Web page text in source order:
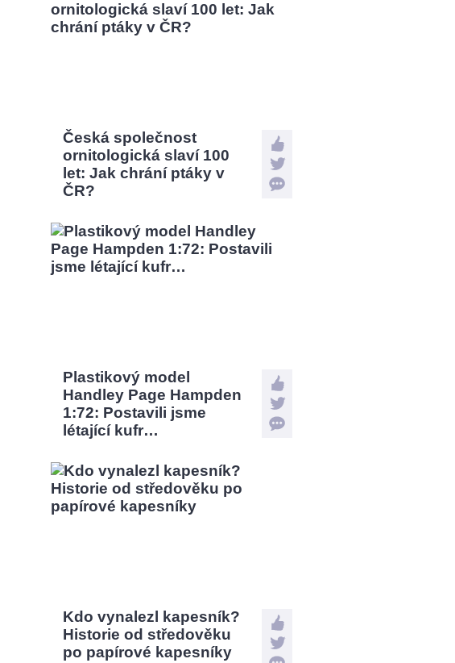
Česká společnost
ornitologická slaví 100
let: Jak chrání ptáky v
ČR?
Plastikový model
Handley Page Hampden
1:72: Postavili jsme
létající kufr…
Kdo vynalezl kapesník?
Historie od středověku
po papírové kapesníky